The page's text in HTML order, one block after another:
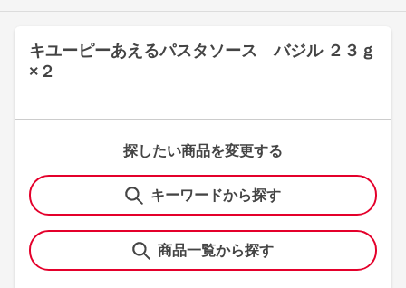
キユーピーあえるパスタソース バジル ２３ｇ
×２
探したい商品を変更する
キーワードから探す
商品一覧から探す